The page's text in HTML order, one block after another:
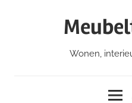
Wonen,